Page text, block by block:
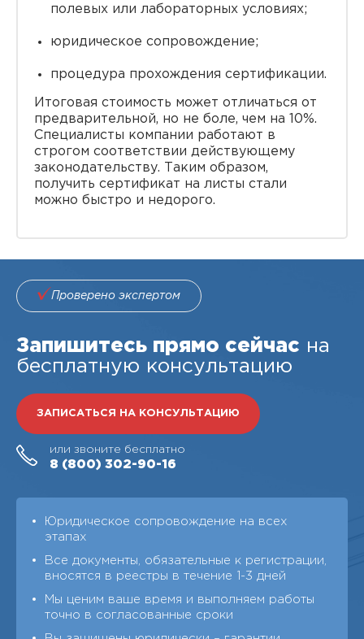
полевых или лабораторных условиях;
юридическое сопровождение;
процедура прохождения сертификации.
Итоговая стоимость может отличаться от
предварительной, но не боле, чем на 10%.
Специалисты компании работают в
строгом соответствии действующему
законодательству. Таким образом,
получить сертификат на листы стали
можно быстро и недорого.
Проверено экспертом
Запишитесь прямо сейчас на
бесплатную консультацию
ЗАПИСАТЬСЯ НА КОНСУЛЬТАЦИЮ
или звоните бесплатно
8 (800) 302-90-16
Юридическое сопровождение на всех
этапах
Все документы, обязательные к регистрации,
вносятся в реестры в течение 1-3 дней
Мы ценим ваше время и выполняем работы
точно в согласованные сроки